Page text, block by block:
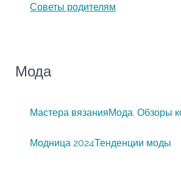
Советы родителям
Мода
Мастера вязанияМода. Обзоры
Модница 2024Тенденции моды